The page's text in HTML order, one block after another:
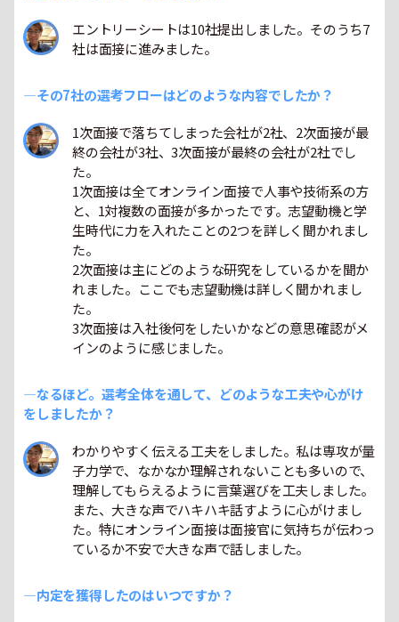
エントリーシートは10社提出しました。そのうち7
社は面接に進みました。
―その7社の選考フローはどのような内容でしたか？
1次面接で落ちてしまった会社が2社、2次面接が最
終の会社が3社、3次面接が最終の会社が2社でし
た。
1次面接は全てオンライン面接で人事や技術系の方
と、1対複数の面接が多かったです。志望動機と学
生時代に力を入れたことの2つを詳しく聞かれまし
た。
2次面接は主にどのような研究をしているかを聞か
れました。ここでも志望動機は詳しく聞かれまし
た。
3次面接は入社後何をしたいかなどの意思確認がメ
インのように感じました。
―なるほど。選考全体を通して、どのような工夫や心がけ
をしましたか？
わかりやすく伝える工夫をしました。私は専攻が量
子力学で、なかなか理解されないことも多いので、
理解してもらえるように言葉選びを工夫しました。
また、大きな声でハキハキ話すように心がけまし
た。特にオンライン面接は面接官に気持ちが伝わっ
ているか不安で大きな声で話しました。
―内定を獲得したのはいつですか？